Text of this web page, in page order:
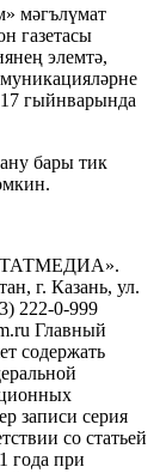
мәгълүмат
газетасы
элемтә,
гыйнварында
бары тик
«ТАТМЕДИА».
г. Казань, ул.
222-0-999
Главный
содержать
записи серия
со статьей
года при